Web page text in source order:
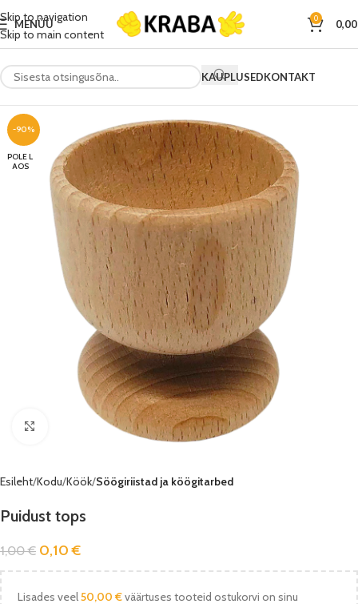
Skip to navigation
Skip to main content
MENÜÜ 0
KAUPLUSEDKONTAKT
-90%
POLE L
AOS
Esileht Kodu Köök Söögiriistad ja köögitarbed
Puidust tops
1,00€ 0,10€
Lisades veel50,00 €väärtuses tooteid ostukorvi on sinu